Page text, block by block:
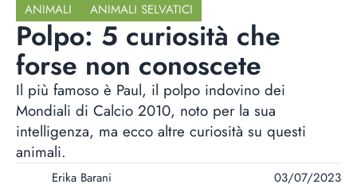
ANIMALI ANIMALI SELVATICI
Polpo: 5 curiosità che
forse non conoscete
Il più famoso è Paul, il polpo indovino dei
Mondiali di Calcio 2010, noto per la sua
intelligenza, ma ecco altre curiosità su questi
animali.
Erika Barani 03/07/2023